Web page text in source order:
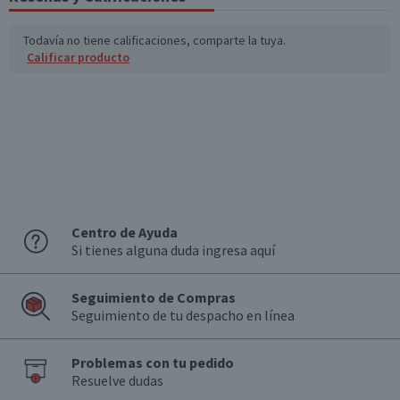
Fibra (g)
Todavía no tiene calificaciones, comparte la tuya.
Calificar producto
Centro de Ayuda
Si tienes alguna duda ingresa aquí
Seguimiento de Compras
Seguimiento de tu despacho en línea
Problemas con tu pedido
Resuelve dudas